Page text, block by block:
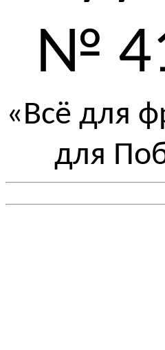
№
«Всё для
для